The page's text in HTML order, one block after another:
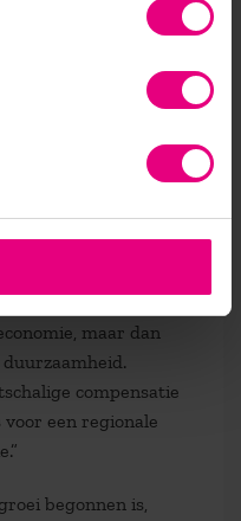
economische
keer kunnen
provincie Groningen,
en moedig
keer de motor
maar dan
compensatie
een regionale
begonnen is,